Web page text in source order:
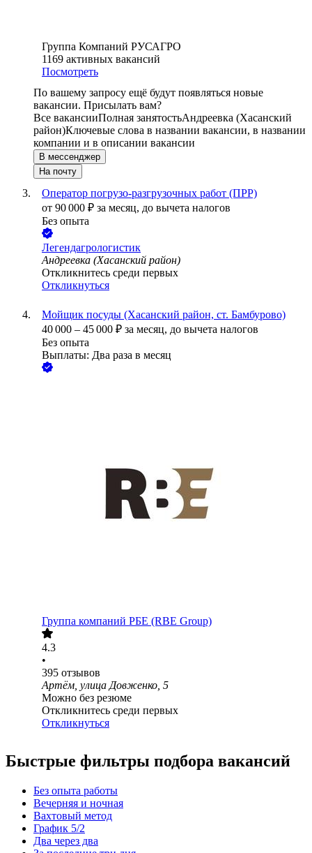
Группа Компаний РУСАГРО
1169 активных вакансий
Посмотреть
По вашему запросу ещё будут появляться новые
вакансии. Присылать вам?
Все вакансииПолная занятостьАндреевка (Хасанский
район)Ключевые слова в названии вакансии, в названии
компании и в описании вакансии
В мессенджер
На почту
Оператор погрузо-разгрузочных работ (ПРР)
от 90 000 ₽ за месяц, до вычета налогов
Без опыта
Легендагрологистик
Андреевка (Хасанский район)
Откликнитесь среди первых
Откликнуться
Мойщик посуды (Хасанский район, ст. Бамбурово)
40 000 – 45 000 ₽ за месяц, до вычета налогов
Без опыта
Выплаты: Два раза в месяц
Группа компаний РБЕ (RBE Group)
4.3
•
395 отзывов
Артём, улица Довженко, 5
Можно без резюме
Откликнитесь среди первых
Откликнуться
Быстрые фильтры подбора вакансий
Без опыта работы
Вечерняя и ночная
Вахтовый метод
График 5/2
Два через два